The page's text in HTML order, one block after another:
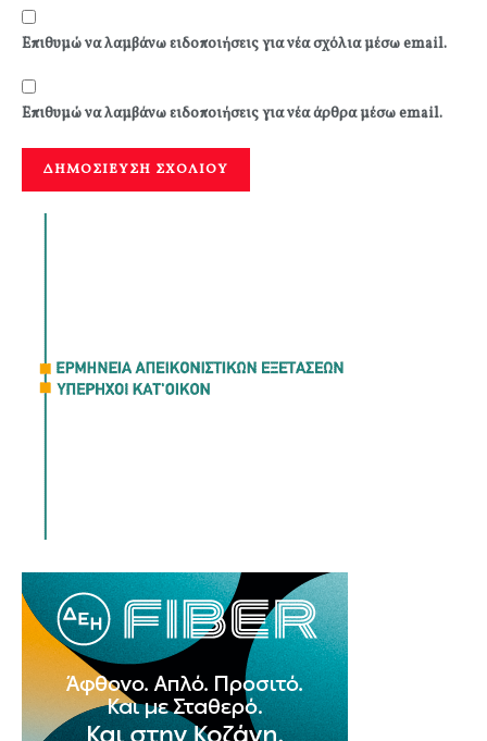
Επιθυμώ να λαμβάνω ειδοποιήσεις για νέα σχόλια μέσω email.
Επιθυμώ να λαμβάνω ειδοποιήσεις για νέα άρθρα μέσω email.